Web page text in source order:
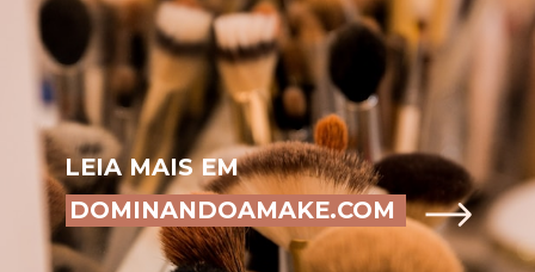
LEIA MAIS EM
DOMINANDOAMAKE.COM